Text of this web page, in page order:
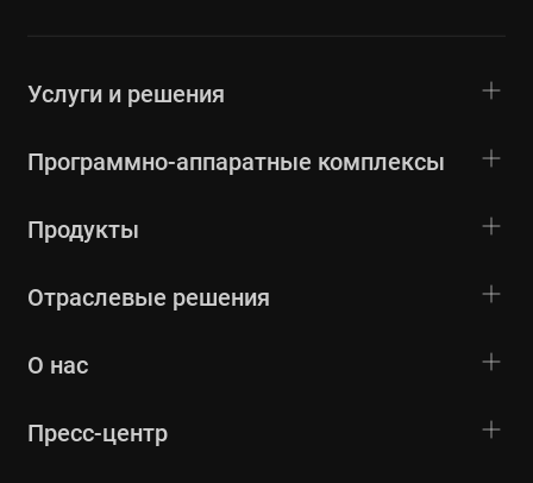
Услуги и решения
Программно-аппаратные комплексы
Продукты
Отраслевые решения
О нас
Пресс-центр